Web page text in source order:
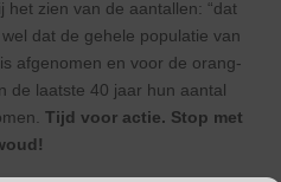
het zien van de aantallen: “dat
dat de gehele populatie van
afgenomen en voor de orang-
de laatste 40 jaar hun aantal
Tijd voor actie. Stop met